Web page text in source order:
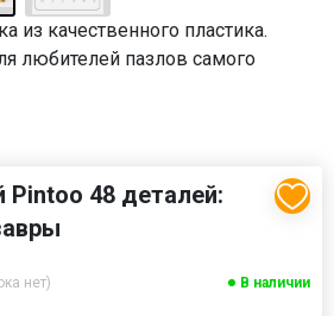
из качественного пластика.
любителей пазлов самого
Pintoo 48 деталей:
нет) В наличии